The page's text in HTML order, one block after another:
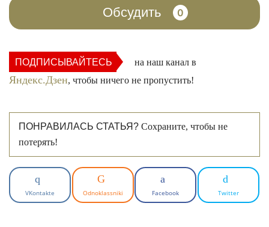
Обсудить 0
ПОДПИСЫВАЙТЕСЬ на наш канал в
Яндекс.Дзен, чтобы ничего не пропустить!
ПОНРАВИЛАСЬ СТАТЬЯ? Сохраните, чтобы не
потерять!
VKontakte Odnoklassniki Facebook Twitter